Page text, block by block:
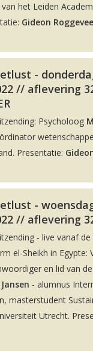
het Leiden
Gideon
-
// aflevering
Psycholoog
Presentatie:
-
// aflevering
- live vanaf de
el-Sheikh in Egypte:
en lid van
- alumnus
masterstudent
Utrecht.